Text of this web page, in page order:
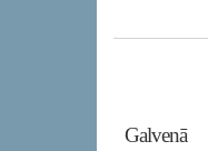
Galvenā